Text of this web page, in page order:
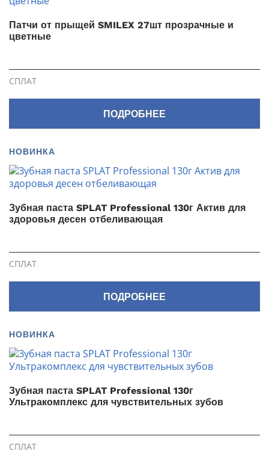
Патчи от прыщей SMILEX 27шт прозрачные и
цветные
СПЛАТ
ПОДРОБНЕЕ
НОВИНКА
Зубная паста SPLAT Professional 130г Актив для
здоровья десен отбеливающая
СПЛАТ
ПОДРОБНЕЕ
НОВИНКА
Зубная паста SPLAT Professional 130г
Ультракомплекс для чувствительных зубов
СПЛАТ